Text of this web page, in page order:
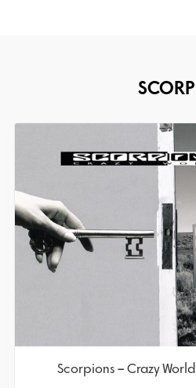
Scorpions – Crazy World